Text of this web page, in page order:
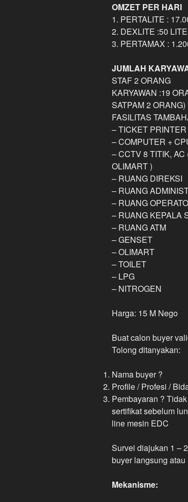
OMZET PER HARI
1. PERTALITE :
2. DEXLITE :50
3. PERTAMAX :
JUMLAH
STAF 2 ORANG
KARYAWAN :19
SATPAM 2 ORANG)
FASILITAS
– TICKET
– COMPUTER +
– CCTV 8 TITIK, AC
OLIMART )
– RUANG DIREKSI
– RUANG
– RUANG
– RUANG KEPALA
– RUANG ATM
– GENSET
– OLIMART
– TOILET
– LPG
– NITROGEN
Harga: 15 M Nego
Buat calon buyer
Tolong ditanyakan:
Nama buyer ?
Profile / Profesi /
Pembayaran ?
sertifikat sebelum
line mesin EDC
Survei diajukan 1 –
buyer langsung
Mekanisme: